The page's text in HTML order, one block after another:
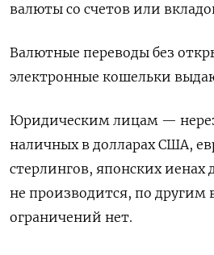
валюты со счетов или
Валютные переводы без
электронные кошельки
Юридическим лицам —
наличных в долларах США,
стерлингов, японских иенах
не производится, по другим
ограничений нет.